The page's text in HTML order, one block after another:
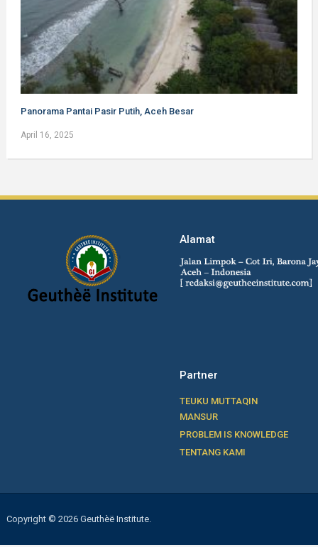
Panorama Pantai Pasir Putih, Aceh Besar
April 16, 2025
Alamat
Partner
TEUKU MUTTAQIN
MANSUR
PROBLEM IS KNOWLEDGE
TENTANG KAMI
Copyright © 2026 Geuthèë Institute.